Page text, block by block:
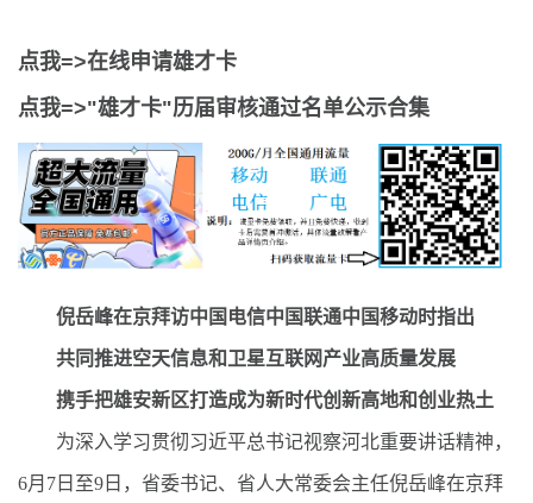
点我=>在线申请雄才卡
点我=>"雄才卡"历届审核通过名单公示合集
倪岳峰在京拜访中国电信中国联通中国移动时指出
共同推进空天信息和卫星互联网产业高质量发展
携手把雄安新区打造成为新时代创新高地和创业热土
为深入学习贯彻习近平总书记视察河北重要讲话精神，
6月7日至9日，省委书记、省人大常委会主任倪岳峰在京拜